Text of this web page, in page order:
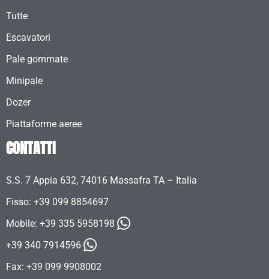
Tutte
Escavatori
Pale gommate
Minipale
Dozer
Piattaforme aeree
CONTATTI
S.S. 7 Appia 632, 74016 Massafra TA – Italia
Fisso: +39 099 8854697
Mobile: +39 335 5958198
+39 340 7914596
Fax: +39 099 9908002